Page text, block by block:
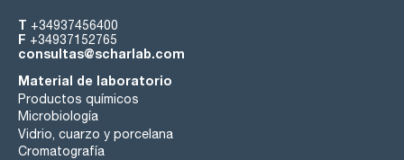
T +34937456400
F +34937152765
consultas@scharlab.com
Material de laboratorio
Productos químicos
Microbiología
Vidrio, cuarzo y porcelana
Cromatografía